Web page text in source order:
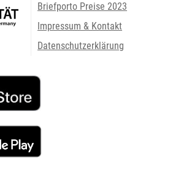
Briefporto Preise 2023
Impressum & Kontakt
Datenschutzerklärung